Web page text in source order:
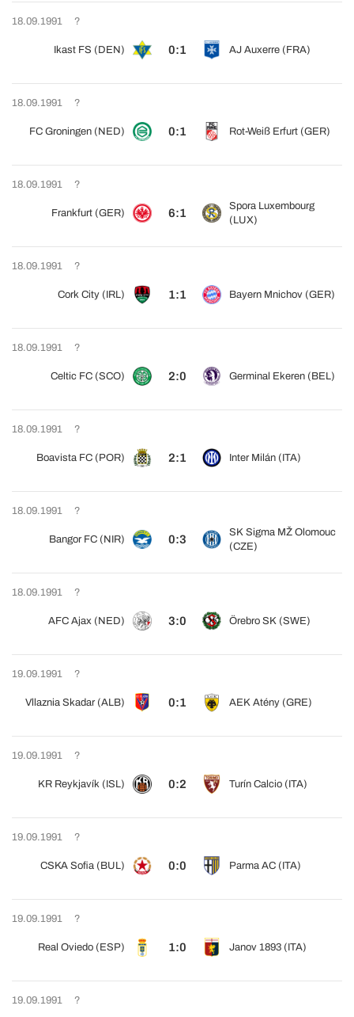
18.09.1991 ?
Ikast FS (DEN) 0:1 AJ Auxerre (FRA)
18.09.1991 ?
FC Groningen (NED) 0:1 Rot-Weiß Erfurt (GER)
18.09.1991 ?
Frankfurt (GER) 6:1
Spora Luxembourg
(LUX)
18.09.1991 ?
Cork City (IRL) 1:1 Bayern Mnichov (GER)
18.09.1991 ?
Celtic FC (SCO) 2:0 Germinal Ekeren (BEL)
18.09.1991 ?
Boavista FC (POR) 2:1 Inter Milán (ITA)
18.09.1991 ?
Bangor FC (NIR) 0:3
SK Sigma MŽ Olomouc
(CZE)
18.09.1991 ?
AFC Ajax (NED) 3:0 Örebro SK (SWE)
19.09.1991 ?
Vllaznia Skadar (ALB) 0:1 AEK Atény (GRE)
19.09.1991 ?
KR Reykjavík (ISL) 0:2 Turín Calcio (ITA)
19.09.1991 ?
CSKA Sofia (BUL) 0:0 Parma AC (ITA)
19.09.1991 ?
Real Oviedo (ESP) 1:0 Janov 1893 (ITA)
19.09.1991 ?